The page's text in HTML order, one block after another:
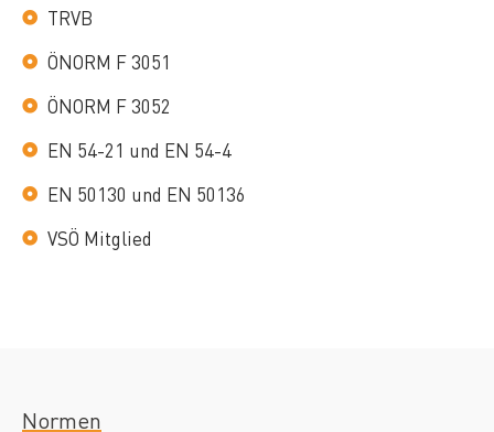
TRVB
ÖNORM F 3051
ÖNORM F 3052
EN 54-21 und EN 54-4
EN 50130 und EN 50136
VSÖ Mitglied
Normen